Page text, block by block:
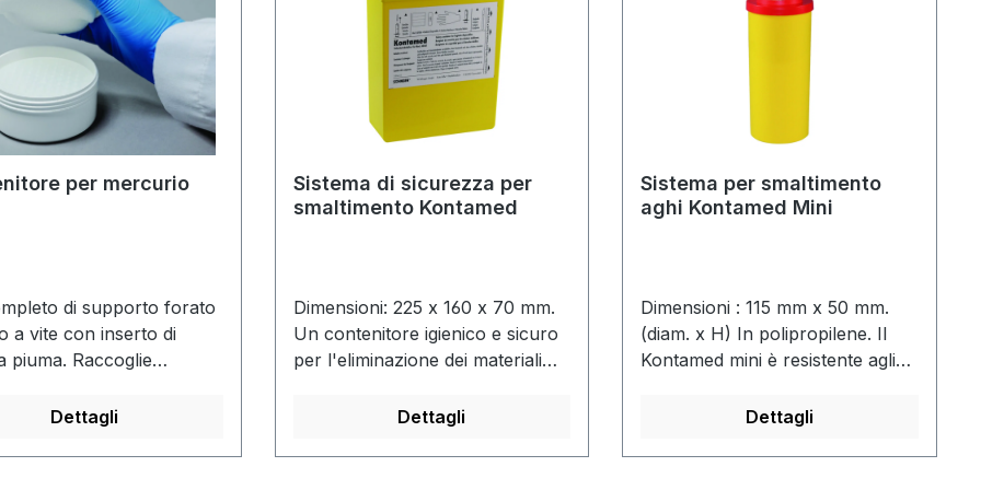
si aprono e i globuli di mercurio
vengono assorbiti. Quando si
solleva, i pori rimangono chiusi,
trattenendo il mercurio. Il tappo
viene quindi avvitato sulla vasca,
cadono nella vasca, attraverso la
separazione perforata.
per mercurio
di supporto forato
a vite con inserto di
piuma. Raccoglie
Dettagli
Sistema di sicurezza per
smaltimento Kontamed
Dimensioni: 225 x 160 x 70 mm.
Un contenitore igienico e sicuro
per l'eliminazione dei materiali
cannule e bisturi. Costruito in
resistente al calore.
Dettagli
Sistema per smaltimento
aghi Kontamed Mini
Dimensioni : 115 mm x 50 mm.
(diam. x H) In polipropilene. Il
Kontamed mini è resistente agli
fisiologicamente pulito. Può
ed è amico dell'ambiente.
Dettagli